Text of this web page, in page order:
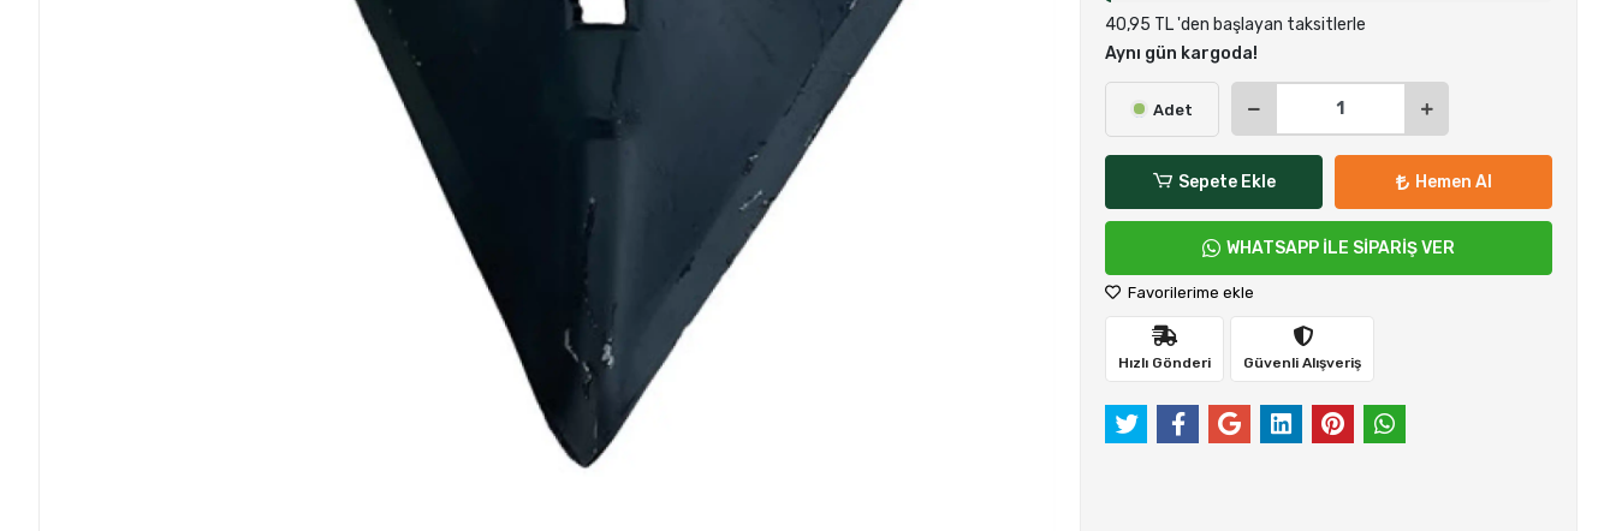
40,95 TL 'den başlayan taksitlerle
Aynı gün kargoda!
Adet
Sepete Ekle Hemen Al
WHATSAPP İLE SİPARİŞ VER
Favorilerime ekle
Hızlı Gönderi Güvenli Alışveriş